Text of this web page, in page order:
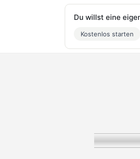
Du willst eine
Kostenlos starten